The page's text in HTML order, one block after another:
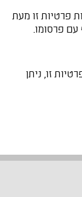
פרטיות זו מעת
עם פרסומו.
זו, ניתן